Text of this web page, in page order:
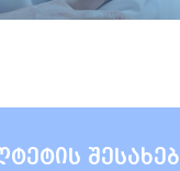
შესახებ